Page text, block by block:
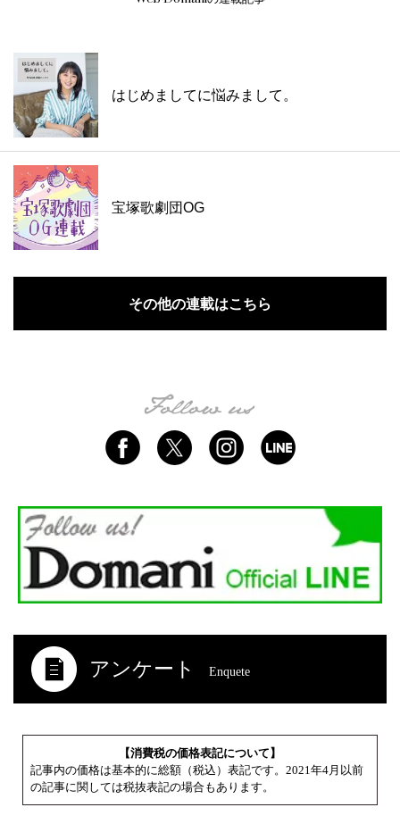
はじめましてに悩みまして。
宝塚歌劇団OG
その他の連載はこちら
アンケート Enquete
【消費税の価格表記について】
記事内の価格は基本的に総額（税込）表記です。2021年4月以前
の記事に関しては税抜表記の場合もあります。